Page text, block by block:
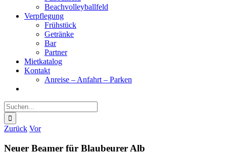
Beachvolleyballfeld
Verpflegung
Frühstück
Getränke
Bar
Partner
Mietkatalog
Kontakt
Anreise – Anfahrt – Parken
Suche
nach:
Zurück Vor
Neuer Beamer für Blaubeurer Alb